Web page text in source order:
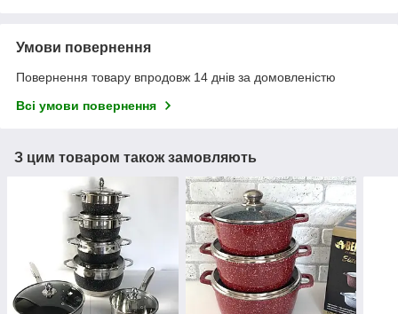
Умови повернення
Повернення товару впродовж 14 днів за домовленістю
Всі умови повернення
З цим товаром також замовляють